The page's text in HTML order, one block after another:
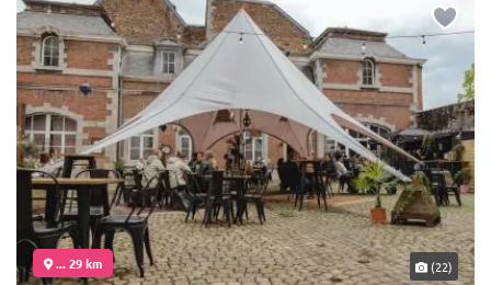
... 29 km (22)